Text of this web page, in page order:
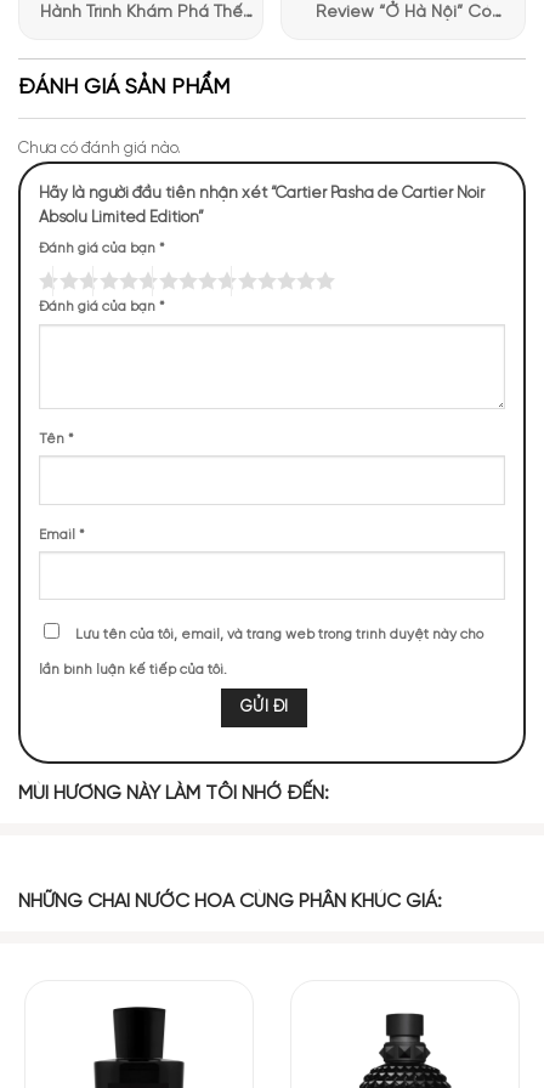
112 (15,45%)
87 (12,00%)
Nốt Hương Gỗ Hoa Violet
Hành Trình Khám Phá Thế
Review “Ở Hà Nội” Có
ĐÁNH GIÁ SẢN PHẨM
Chưa có đánh giá nào.
Hãy là người đầu tiên nhận xét “Cartier Pasha de Cartier Noir
Absolu Limited Edition”
Đánh giá của bạn *
Đánh giá của bạn *
Tên *
Email *
Lưu tên của tôi, email, và trang web trong trình duyệt này cho
lần bình luận kế tiếp của tôi.
MÙI HƯƠNG NÀY LÀM TÔI NHỚ ĐẾN:
NHỮNG CHAI NƯỚC HOA CÙNG PHÂN KHÚC GIÁ: